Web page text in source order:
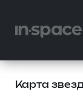
Карта